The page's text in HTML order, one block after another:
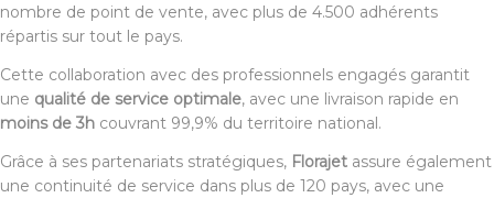
nombre de point de vente, avec plus de 4.500 adhérents
répartis sur tout le pays.
Cette collaboration avec des professionnels engagés garantit
une qualité de service optimale, avec une livraison rapide en
moins de 3h couvrant 99,9% du territoire national.
Grâce à ses partenariats stratégiques, Florajet assure également
une continuité de service dans plus de 120 pays, avec une